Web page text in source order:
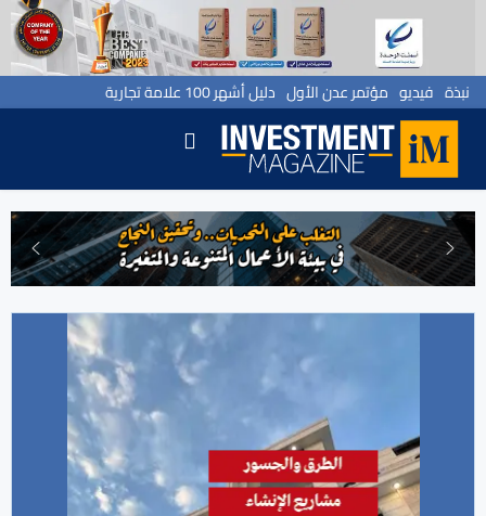
نبذة فيديو مؤتمر عدن الأول دليل أشهر 100 علامة تجارية